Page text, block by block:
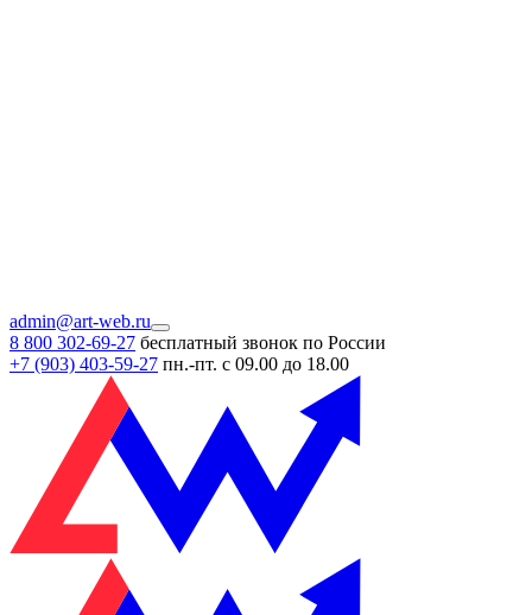
admin@art-web.ru
8 800 302-69-27 бесплатный звонок по России
+7 (903) 403-59-27 пн.-пт. с 09.00 до 18.00